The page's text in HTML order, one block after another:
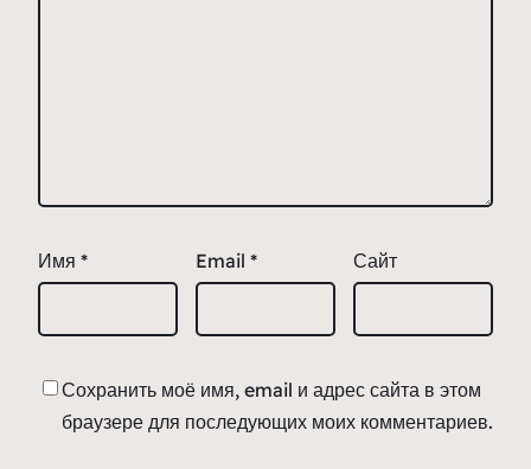
Имя * Email * Сайт
Сохранить моё имя, email и адрес сайта в этом
браузере для последующих моих комментариев.